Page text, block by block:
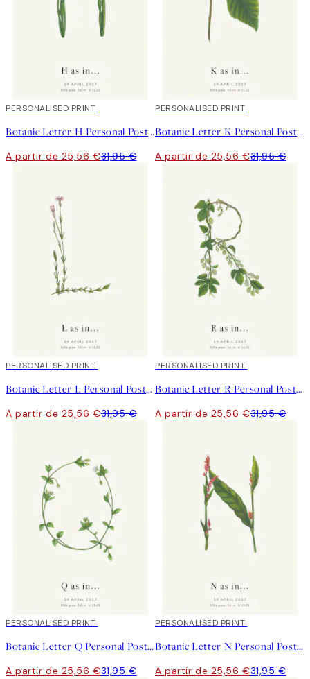
20%*
PERSONALISED PRINT
Botanic Letter H Personal Poster
A partir de 25,56 €31,95 €
20%*
PERSONALISED PRINT
Botanic Letter K Personal Poster
A partir de 25,56 €31,95 €
20%*
PERSONALISED PRINT
Botanic Letter L Personal Poster
A partir de 25,56 €31,95 €
20%*
PERSONALISED PRINT
Botanic Letter R Personal Poster
A partir de 25,56 €31,95 €
20%*
PERSONALISED PRINT
Botanic Letter Q Personal Poster
A partir de 25,56 €31,95 €
20%*
PERSONALISED PRINT
Botanic Letter N Personal Poster
A partir de 25,56 €31,95 €